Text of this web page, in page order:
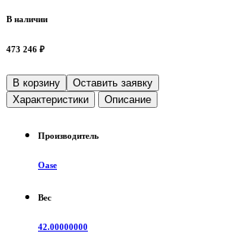
В наличии
473 246 ₽
В корзину
Оставить заявку
Характеристики
Описание
Производитель
Oase
Вес
42.00000000